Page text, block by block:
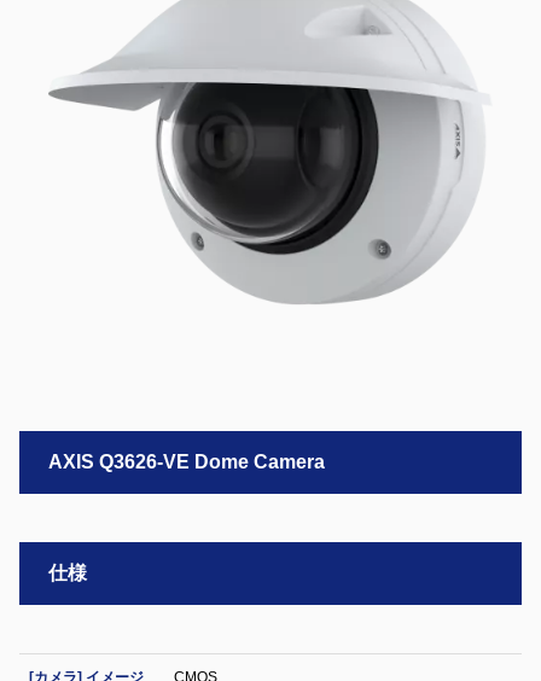
AXIS Q3626-VE Dome Camera
仕様
[カメラ] イメージ
CMOS